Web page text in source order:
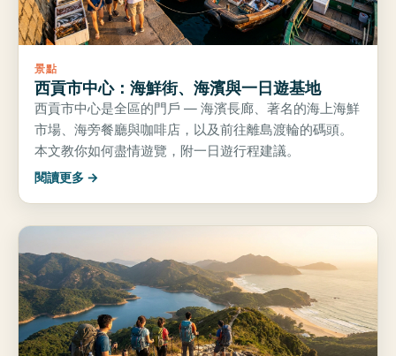
景點
西貢市中心：海鮮街、海濱與一日遊基地
西貢市中心是全區的門戶 — 海濱長廊、著名的海上海鮮
市場、海旁餐廳與咖啡店，以及前往離島渡輪的碼頭。
本文教你如何盡情遊覽，附一日遊行程建議。
閱讀更多 →